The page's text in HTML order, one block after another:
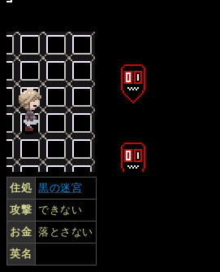
住処 黒の迷宮
攻撃 できない
お金 落とさない
英名